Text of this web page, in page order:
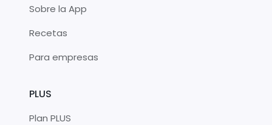
Sobre la App
Recetas
Para empresas
PLUS
Plan PLUS